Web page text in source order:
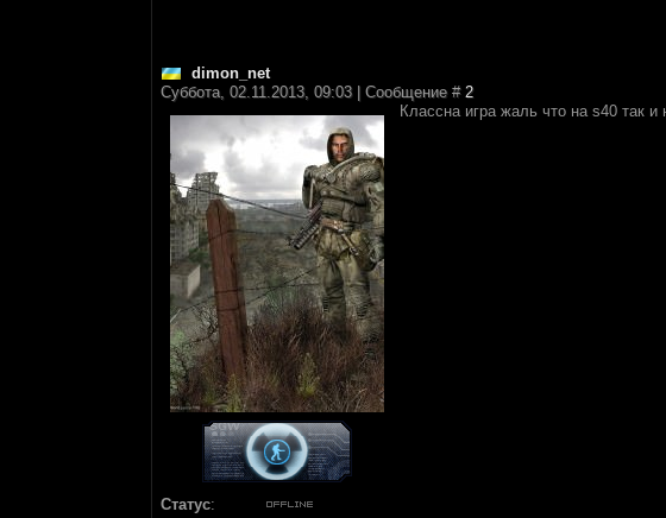
dimon_net
Суббота, 02.11.2013, 09:03 | Сообщение # 2
Статус:
Классна игра жаль что на s40 так и